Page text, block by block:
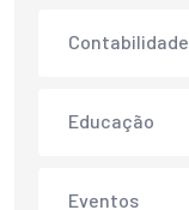
Contabilidade
Educação
Eventos